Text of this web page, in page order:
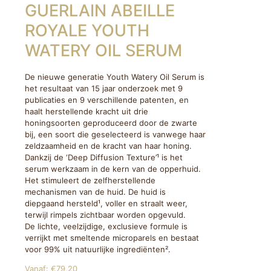
GUERLAIN ABEILLE
ROYALE YOUTH
WATERY OIL SERUM
De nieuwe generatie Youth Watery Oil Serum is
het resultaat van 15 jaar onderzoek met 9
publicaties en 9 verschillende patenten, en
haalt herstellende kracht uit drie
honingsoorten geproduceerd door de zwarte
bij, een soort die geselecteerd is vanwege haar
zeldzaamheid en de kracht van haar honing.
Dankzij de ‘Deep Diffusion Texture’¹ is het
serum werkzaam in de kern van de opperhuid.
Het stimuleert de zelfherstellende
mechanismen van de huid. De huid is
diepgaand hersteld¹, voller en straalt weer,
terwijl rimpels zichtbaar worden opgevuld.
De lichte, veelzijdige, exclusieve formule is
verrijkt met smeltende microparels en bestaat
voor 99% uit natuurlijke ingrediënten².
Vanaf: €79,20